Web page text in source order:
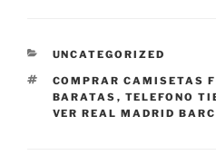
CATEGORÍAS
UNCATEGORIZED
ETIQUETAS
COMPRAR CAMISETAS
BARATAS , TELEFONO
VER REAL MADRID